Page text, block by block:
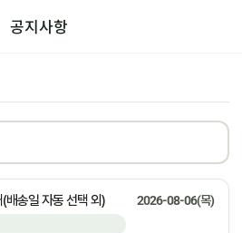
공지사항
배송일 자동 선택 외) 2026-08-06(목)